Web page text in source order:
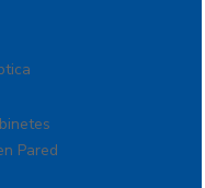
Pared